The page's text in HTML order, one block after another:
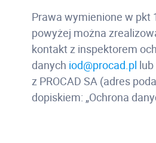
Prawa wymienione w pkt
powyżej można
kontakt z inspektorem
danych iod@procad.pl
z PROCAD SA (adres
dopiskiem: „Ochrona